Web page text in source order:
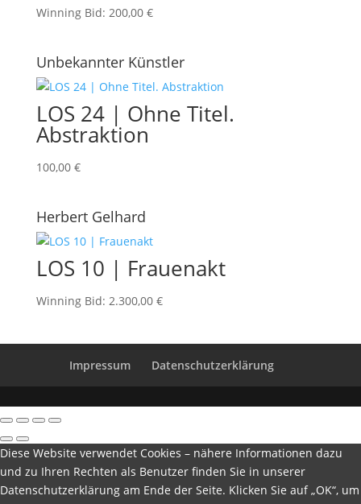
Winning Bid: 200,00 €
Unbekannter Künstler
LOS 24 | Ohne Titel.
Abstraktion
100,00 €
Herbert Gelhard
LOS 10 | Frauenakt
Winning Bid: 2.300,00 €
Impressum Datenschutzerklärung
Diese Website verwendet Cookies – nähere Informationen dazu
und zu Ihren Rechten als Benutzer finden Sie in unserer
Datenschutzerklärung am Ende der Seite. Klicken Sie auf „OK“, um